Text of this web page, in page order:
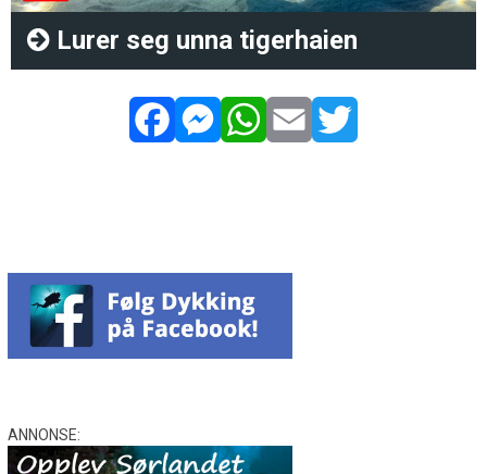
Lurer seg unna tigerhaien
ANNONSE: